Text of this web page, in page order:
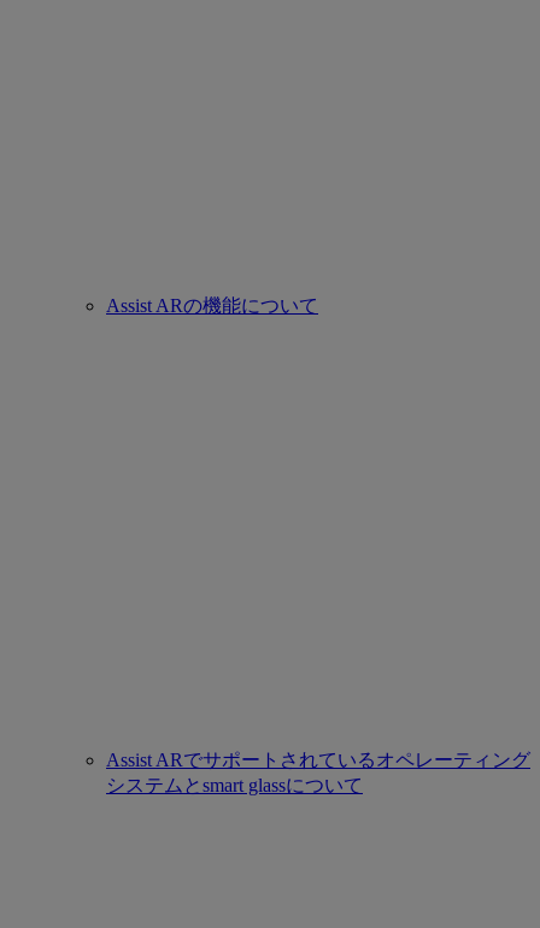
Assist ARの機能について
Assist ARでサポートされているオペレーティング
システムとsmart glassについて